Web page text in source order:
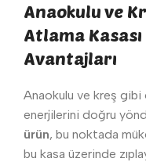
Anaokulu ve
Atlama Kasası
Avantajları
Anaokulu ve kreş gibi
enerjilerini doğru
ürün, bu noktada
bu kasa üzerinde